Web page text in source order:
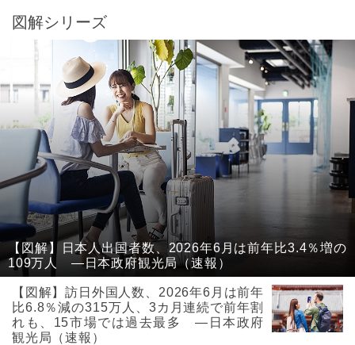
図解シリーズ
【図解】日本人出国者数、2026年6月は前年比3.4％増の
109万人 ―日本政府観光局（速報）
【図解】訪日外国人数、2026年6月は前年
比6.8％減の315万人、3カ月連続で前年割
れも、15市場では過去最多 ―日本政府
観光局（速報）